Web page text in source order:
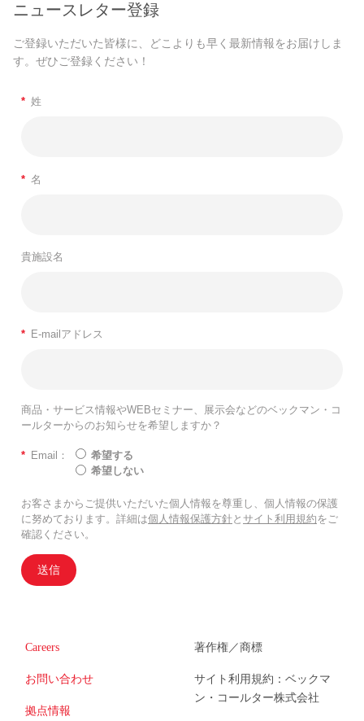
ニュースレター登録
ご登録いただいた皆様に、どこよりも早く最新情報をお届けしま
す。ぜひご登録ください！
* 姓
* 名
貴施設名
* E-mailアドレス
商品・サービス情報やWEBセミナー、展示会などのベックマン・コ
ールターからのお知らせを希望しますか？
* Email：
希望する
希望しない
お客さまからご提供いただいた個人情報を尊重し、個人情報の保護
に努めております。詳細は個人情報保護方針と サイト利用規約をご
確認ください。
送信
Careers
お問い合わせ
拠点情報
著作権／商標
サイト利用規約：ベックマ
ン・コールター株式会社